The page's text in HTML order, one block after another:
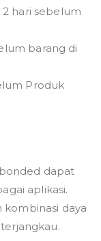
2 hari sebelum
barang di
Produk
dapat
aplikasi.
daya